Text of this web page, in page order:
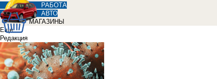
РАБОТА
АВТО
МАГАЗИНЫ
Еще
Редакция